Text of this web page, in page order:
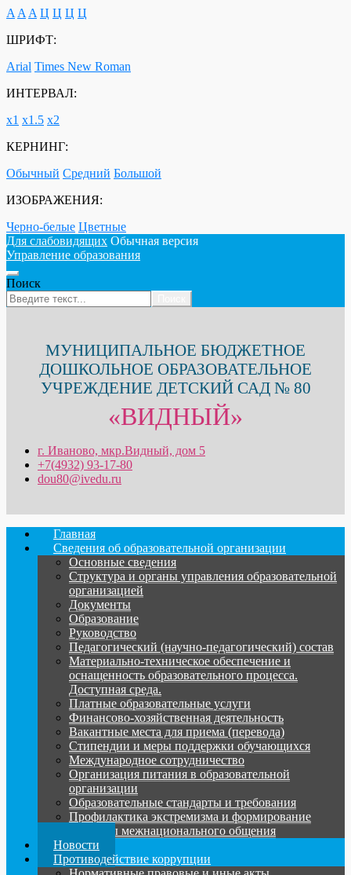
A A A Ц Ц Ц Ц
ШРИФТ:
Arial Times New Roman
ИНТЕРВАЛ:
х1 х1.5 х2
КЕРНИНГ:
Обычный Средний Большой
ИЗОБРАЖЕНИЯ:
Черно-белые Цветные
Для слабовидящих Обычная версия
Управление образования
Поиск
МУНИЦИПАЛЬНОЕ БЮДЖЕТНОЕ
ДОШКОЛЬНОЕ ОБРАЗОВАТЕЛЬНОЕ
УЧРЕЖДЕНИЕ ДЕТСКИЙ САД № 80
«ВИДНЫЙ»
г. Иваново, мкр.Видный, дом 5
+7(4932) 93-17-80
dou80@ivedu.ru
Главная
Сведения об образовательной организации
Основные сведения
Структура и органы управления образовательной
организацией
Документы
Образование
Руководство
Педагогический (научно-педагогический) состав
Материально-техническое обеспечение и
оснащенность образовательного процесса.
Доступная среда.
Платные образовательные услуги
Финансово-хозяйственная деятельность
Вакантные места для приема (перевода)
Стипендии и меры поддержки обучающихся
Международное сотрудничество
Организация питания в образовательной
организации
Образовательные стандарты и требования
Профилактика экстремизма и формирование
культуры межнационального общения
Новости
Противодействие коррупции